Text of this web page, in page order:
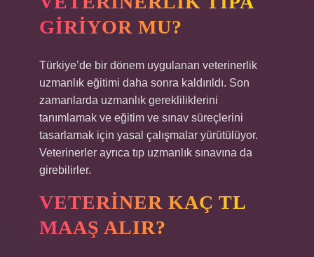
GIRIYOR MU?
Türkiye’de bir dönem uygulanan veterinerlik
uzmanlık eğitimi daha sonra kaldırıldı. Son
zamanlarda uzmanlık gerekliliklerini
tanımlamak ve eğitim ve sınav süreçlerini
tasarlamak için yasal çalışmalar yürütülüyor.
Veterinerler ayrıca tıp uzmanlık sınavına da
girebilirler.
VETERINER KAÇ TL
MAAŞ ALIR?